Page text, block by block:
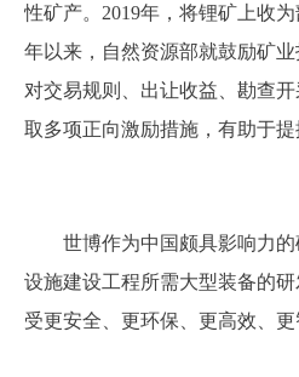
性矿产。2019年，将锂矿上收
年以来，自然资源部就鼓励矿
对交易规则、出让收益、勘查
取多项正向激励措施，有助于
世博作为中国颇具影响力
设施建设工程所需大型装备的
受更安全、更环保、更高效、